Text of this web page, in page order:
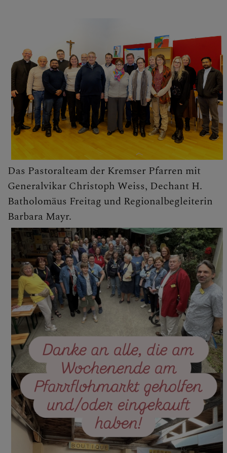
Das Pastoralteam der Kremser Pfarren mit
Generalvikar Christoph Weiss, Dechant H.
Batholomäus Freitag und Regionalbegleiterin
Barbara Mayr.